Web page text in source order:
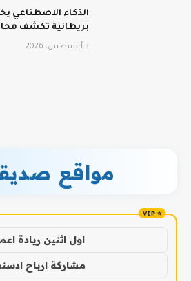
الذكاء الاصطناعي
بريطانية تكشف
5 أغسطس، 2026
مواقع
اول اثنين ريادة
مشاركة ارباح